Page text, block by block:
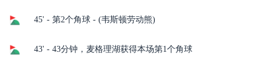
45' - 第2个角球 - (韦斯顿劳动熊)
43' - 43分钟，麦格理湖获得本场第1个角球